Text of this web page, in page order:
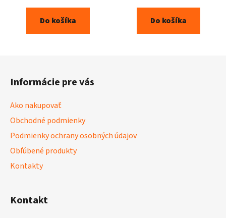
Do košíka Do košíka
Informácie pre vás
Ako nakupovať
Obchodné podmienky
Podmienky ochrany osobných údajov
Obľúbené produkty
Kontakty
Kontakt